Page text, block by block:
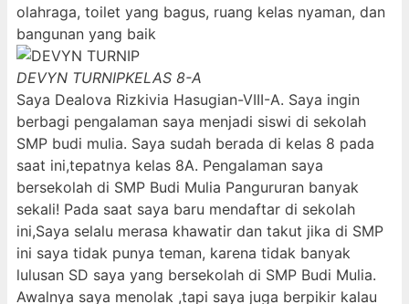
olahraga, toilet yang bagus, ruang kelas nyaman, dan
bangunan yang baik
DEVYN TURNIPKELAS 8-A
Saya Dealova Rizkivia Hasugian-VIII-A. Saya ingin
berbagi pengalaman saya menjadi siswi di sekolah
SMP budi mulia. Saya sudah berada di kelas 8 pada
saat ini,tepatnya kelas 8A. Pengalaman saya
bersekolah di SMP Budi Mulia Pangururan banyak
sekali! Pada saat saya baru mendaftar di sekolah
ini,Saya selalu merasa khawatir dan takut jika di SMP
ini saya tidak punya teman, karena tidak banyak
lulusan SD saya yang bersekolah di SMP Budi Mulia.
Awalnya saya menolak ,tapi saya juga berpikir kalau